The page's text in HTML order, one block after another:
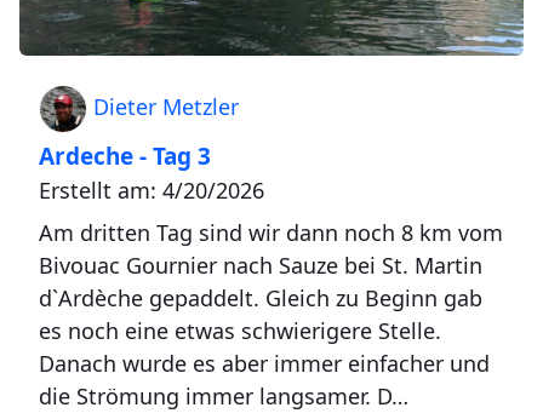
Dieter Metzler
Ardeche - Tag 3
Erstellt am: 4/20/2026
Am dritten Tag sind wir dann noch 8 km vom
Bivouac Gournier nach Sauze bei St. Martin
d`Ardèche gepaddelt. Gleich zu Beginn gab
es noch eine etwas schwierigere Stelle.
Danach wurde es aber immer einfacher und
die Strömung immer langsamer. D…